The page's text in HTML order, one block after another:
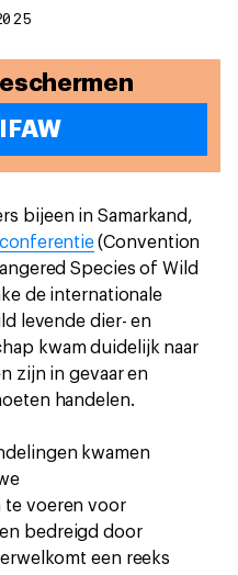
bijeen in Samarkand,
conferentie(Convention
Species of Wild
de internationale
levende dier- en
kwam duidelijk naar
zijn in gevaar en
handelen.
kwamen
te voeren voor
bedreigd door
een reeks